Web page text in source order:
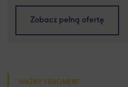
Zobacz pełną ofertę
WAŻNY FRAGMENT